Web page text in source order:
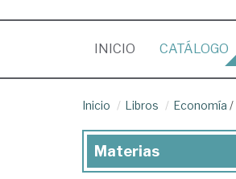
INICIO (CURRENT)
CATÁLOGO
Inicio Libros Economía /
Materias